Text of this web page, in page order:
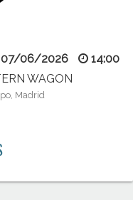
07/06/2026
14:00
WAGON
Madrid